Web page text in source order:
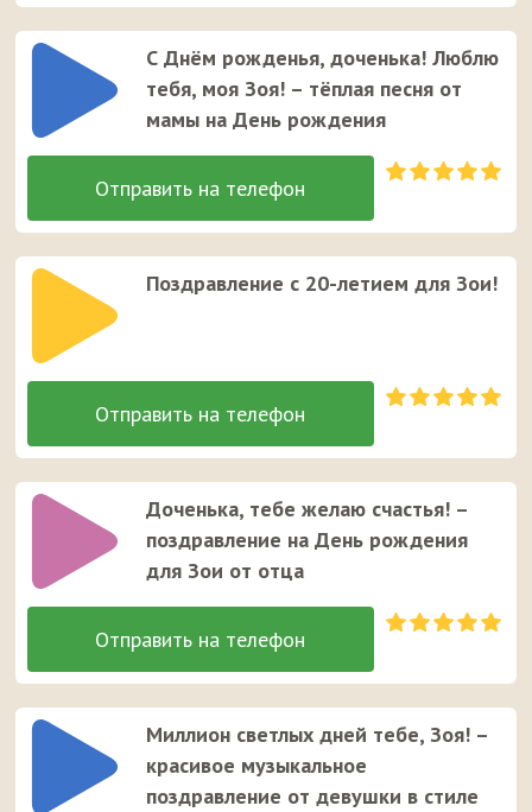
С Днём рожденья, доченька! Люблю
тебя, моя Зоя! – тёплая песня от
мамы на День рождения
Поздравление с 20-летием для Зои!
Доченька, тебе желаю счастья! –
поздравление на День рождения
для Зои от отца
Миллион светлых дней тебе, Зоя! –
красивое музыкальное
поздравление от девушки в стиле